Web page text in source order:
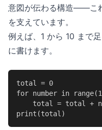
意図が伝わる構造——こ
を支えています。
例えば、1 から 10 まで
に書けます。
total = 0
for number in
total = total +
print(total)